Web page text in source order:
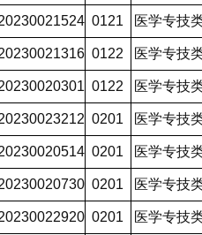
0121 医学专技
0122 医学专技
0122 医学专技
0201 医学专技
0201 医学专技
0201 医学专技
0201 医学专技